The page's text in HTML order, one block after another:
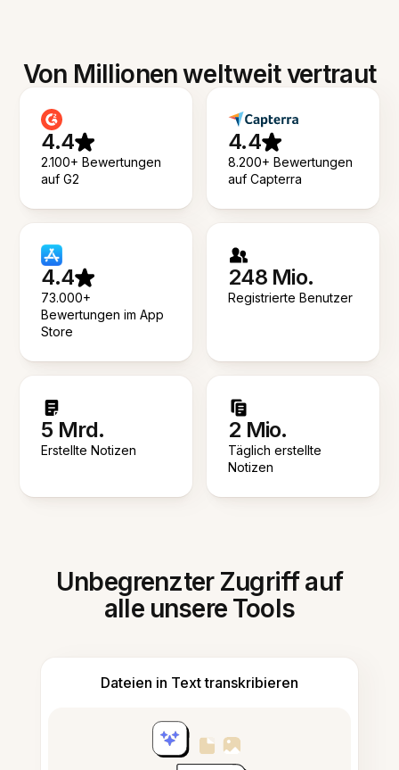
Von Millionen weltweit vertraut
4.4
2.100+ Bewertungen
auf G2
4.4
8.200+ Bewertungen
auf Capterra
4.4
73.000+
Bewertungen im App
Store
248 Mio.
Registrierte Benutzer
5 Mrd.
Erstellte Notizen
2 Mio.
Täglich erstellte
Notizen
Unbegrenzter Zugriff auf
alle unsere Tools
Dateien in Text transkribieren